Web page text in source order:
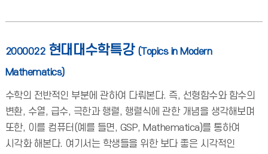
2000022 현대대수학특강 (Topics in Modern
Mathematics)
수학의 전반적인 부분에 관하여 다뤄본다. 즉, 선형함수와 함수의
변환, 수열, 급수, 극한과 행렬, 행렬식에 관한 개념을 생각해보며
또한, 이를 컴퓨터(예를 들면, GSP, Mathematica)를 통하여
시각화 해본다. 여기서는 학생들을 위한 보다 좋은 시각적인